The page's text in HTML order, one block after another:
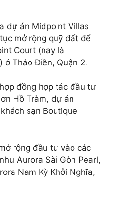
dự án Midpoint Villas
mở rộng quỹ đất để
Court (nay là
ở Thảo Điền, Quận 2.
đồng hợp tác đầu tư
Hồ Tràm, dự án
sạn Boutique
rộng đầu tư vào các
Aurora Sài Gòn Pearl,
Nam Kỳ Khởi Nghĩa,